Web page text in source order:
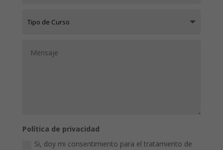
Política de privacidad
Si, doy mi consentimiento para el tratamiento de